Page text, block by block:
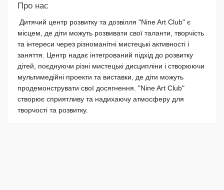
Про нас
Дитячий центр розвитку та дозвілля "Nine Art Club" є
місцем, де діти можуть розвивати свої таланти, творчість
та інтереси через різноманітні мистецькі активності і
заняття. Центр надає інтегрований підхід до розвитку
дітей, поєднуючи різні мистецькі дисципліни і створюючи
мультимедійні проекти та виставки, де діти можуть
продемонструвати свої досягнення. "Nine Art Club"
створює сприятливу та надихаючу атмосферу для
творчості та розвитку.